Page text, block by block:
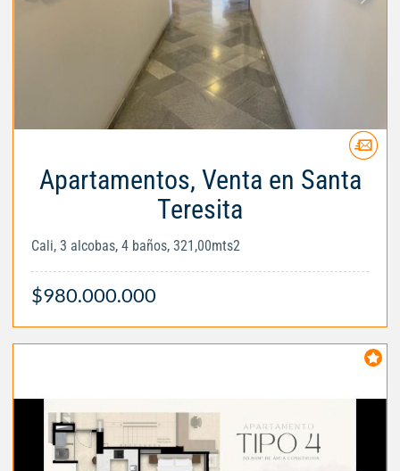
Apartamentos, Venta en Santa
Teresita
Cali, 3 alcobas, 4 baños, 321,00mts2
$980.000.000